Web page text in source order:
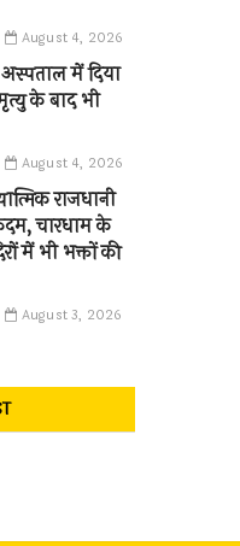
August 4, 2026
अस्पताल में दिया
के बाद भी
August 4, 2026
राजधानी
चारधाम के
में भी भक्तों की
August 3, 2026